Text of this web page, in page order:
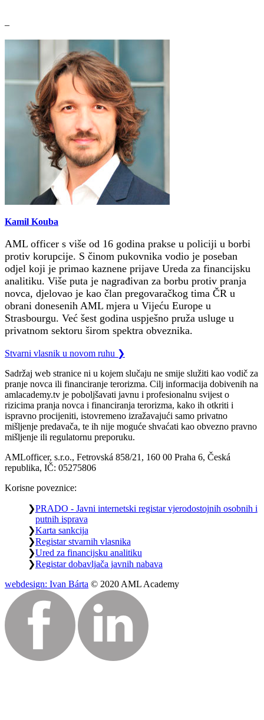
–
Kamil Kouba
AML officer s više od 16 godina prakse u policiji u borbi
protiv korupcije. S činom pukovnika vodio je poseban
odjel koji je primao kaznene prijave Ureda za financijsku
analitiku. Više puta je nagrađivan za borbu protiv pranja
novca, djelovao je kao član pregovaračkog tima ČR u
obrani donesenih AML mjera u Vijeću Europe u
Strasbourgu. Već šest godina uspješno pruža usluge u
privatnom sektoru širom spektra obveznika.
Stvarni vlasnik u novom ruhu ❯
Sadržaj web stranice ni u kojem slučaju ne smije služiti kao vodič za
pranje novca ili financiranje terorizma. Cilj informacija dobivenih na
amlacademy.tv je poboljšavati javnu i profesionalnu svijest o
rizicima pranja novca i financiranja terorizma, kako ih otkriti i
ispravno procijeniti, istovremeno izražavajući samo privatno
mišljenje predavača, te ih nije moguće shvaćati kao obvezno pravno
mišljenje ili regulatornu preporuku.
AMLofficer, s.r.o., Fetrovská 858/21, 160 00 Praha 6, Česká
republika, IČ: 05275806
Korisne poveznice:
PRADO - Javni internetski registar vjerodostojnih osobnih i
putnih isprava
Karta sankcija
Registar stvarnih vlasnika
Ured za financijsku analitiku
Registar dobavljača javnih nabava
webdesign: Ivan Bárta © 2020 AML Academy